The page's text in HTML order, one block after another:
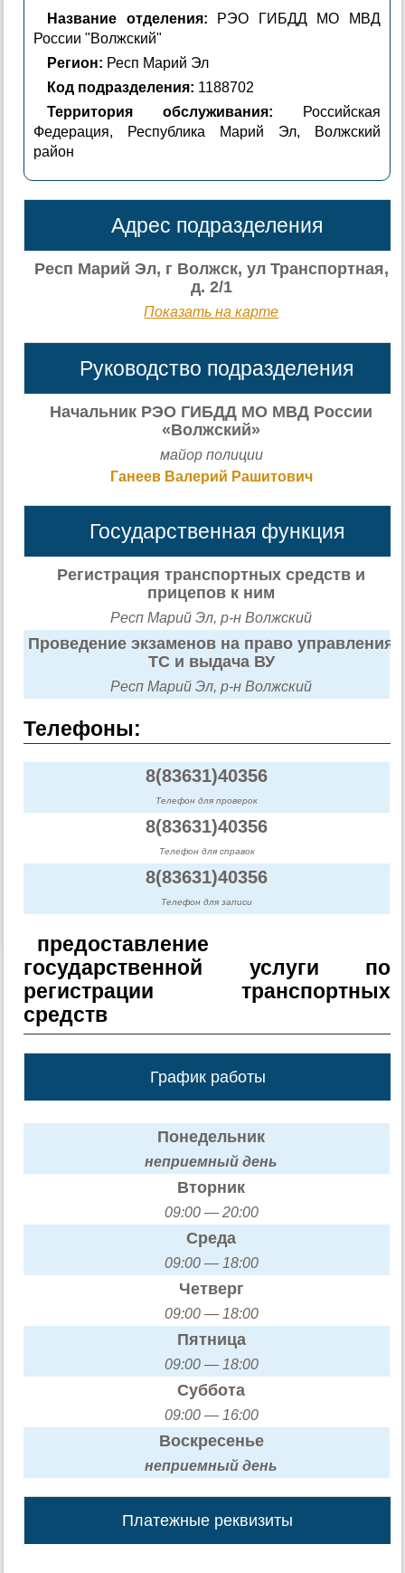
Название отделения: РЭО ГИБДД МО МВД
России "Волжский"
Регион: Респ Марий Эл
Код подразделения: 1188702
Территория обслуживания: Российская
Федерация, Республика Марий Эл, Волжский
район
Адрес подразделения
Респ Марий Эл, г Волжск, ул Транспортная,
д. 2/1
Показать на карте
Руководство подразделения
Начальник РЭО ГИБДД МО МВД России
«Волжский»
майор полиции
Ганеев Валерий Рашитович
Государственная функция
Регистрация транспортных средств и
прицепов к ним
Респ Марий Эл, р-н Волжский
Проведение экзаменов на право управления
ТС и выдача ВУ
Респ Марий Эл, р-н Волжский
Телефоны:
8(83631)40356
Телефон для проверок
8(83631)40356
Телефон для справок
8(83631)40356
Телефон для записи
предоставление
государственной услуги по
регистрации транспортных
средств
График работы
Понедельник
неприемный день
Вторник
09:00 — 20:00
Среда
09:00 — 18:00
Четверг
09:00 — 18:00
Пятница
09:00 — 18:00
Суббота
09:00 — 16:00
Воскресенье
неприемный день
Платежные реквизиты